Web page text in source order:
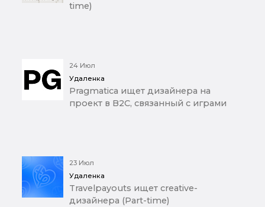
time)
24 Июл
Удаленка
Pragmatica ищет дизайнера на
проект в B2C, связанный с играми
23 Июл
Удаленка
Travelpayouts ищет creative-
дизайнера (Part-time)